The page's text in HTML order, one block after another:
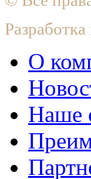
О
Наше